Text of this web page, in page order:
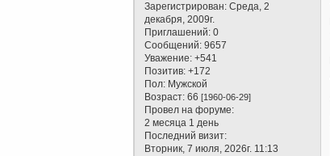
Зарегистрирован: Среда, 2
декабря, 2009г.
Приглашений: 0
Сообщений: 9657
Уважение: +541
Позитив: +172
Пол: Мужской
Возраст: 66[1960-06-29]
Провел на форуме:
2 месяца 1 день
Последний визит:
Вторник, 7 июля, 2026г. 11:13